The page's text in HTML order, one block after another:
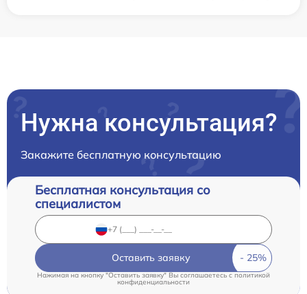
Нужна консультация?
Закажите бесплатную консультацию
Бесплатная консультация со
специалистом
Оставить заявку
Нажимая на кнопку "Оставить заявку" Вы соглашаетесь cполитикой
конфиденциальности